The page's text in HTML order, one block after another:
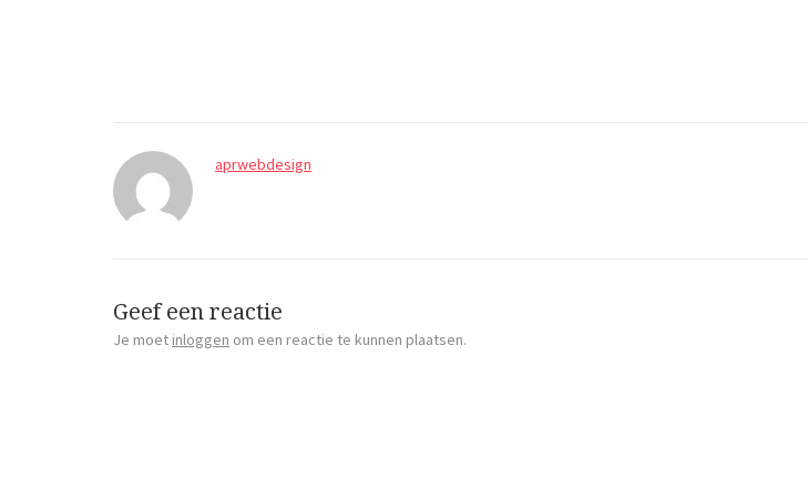
aprwebdesign
Geef een reactie
Je moet inloggen om een reactie te kunnen plaatsen.